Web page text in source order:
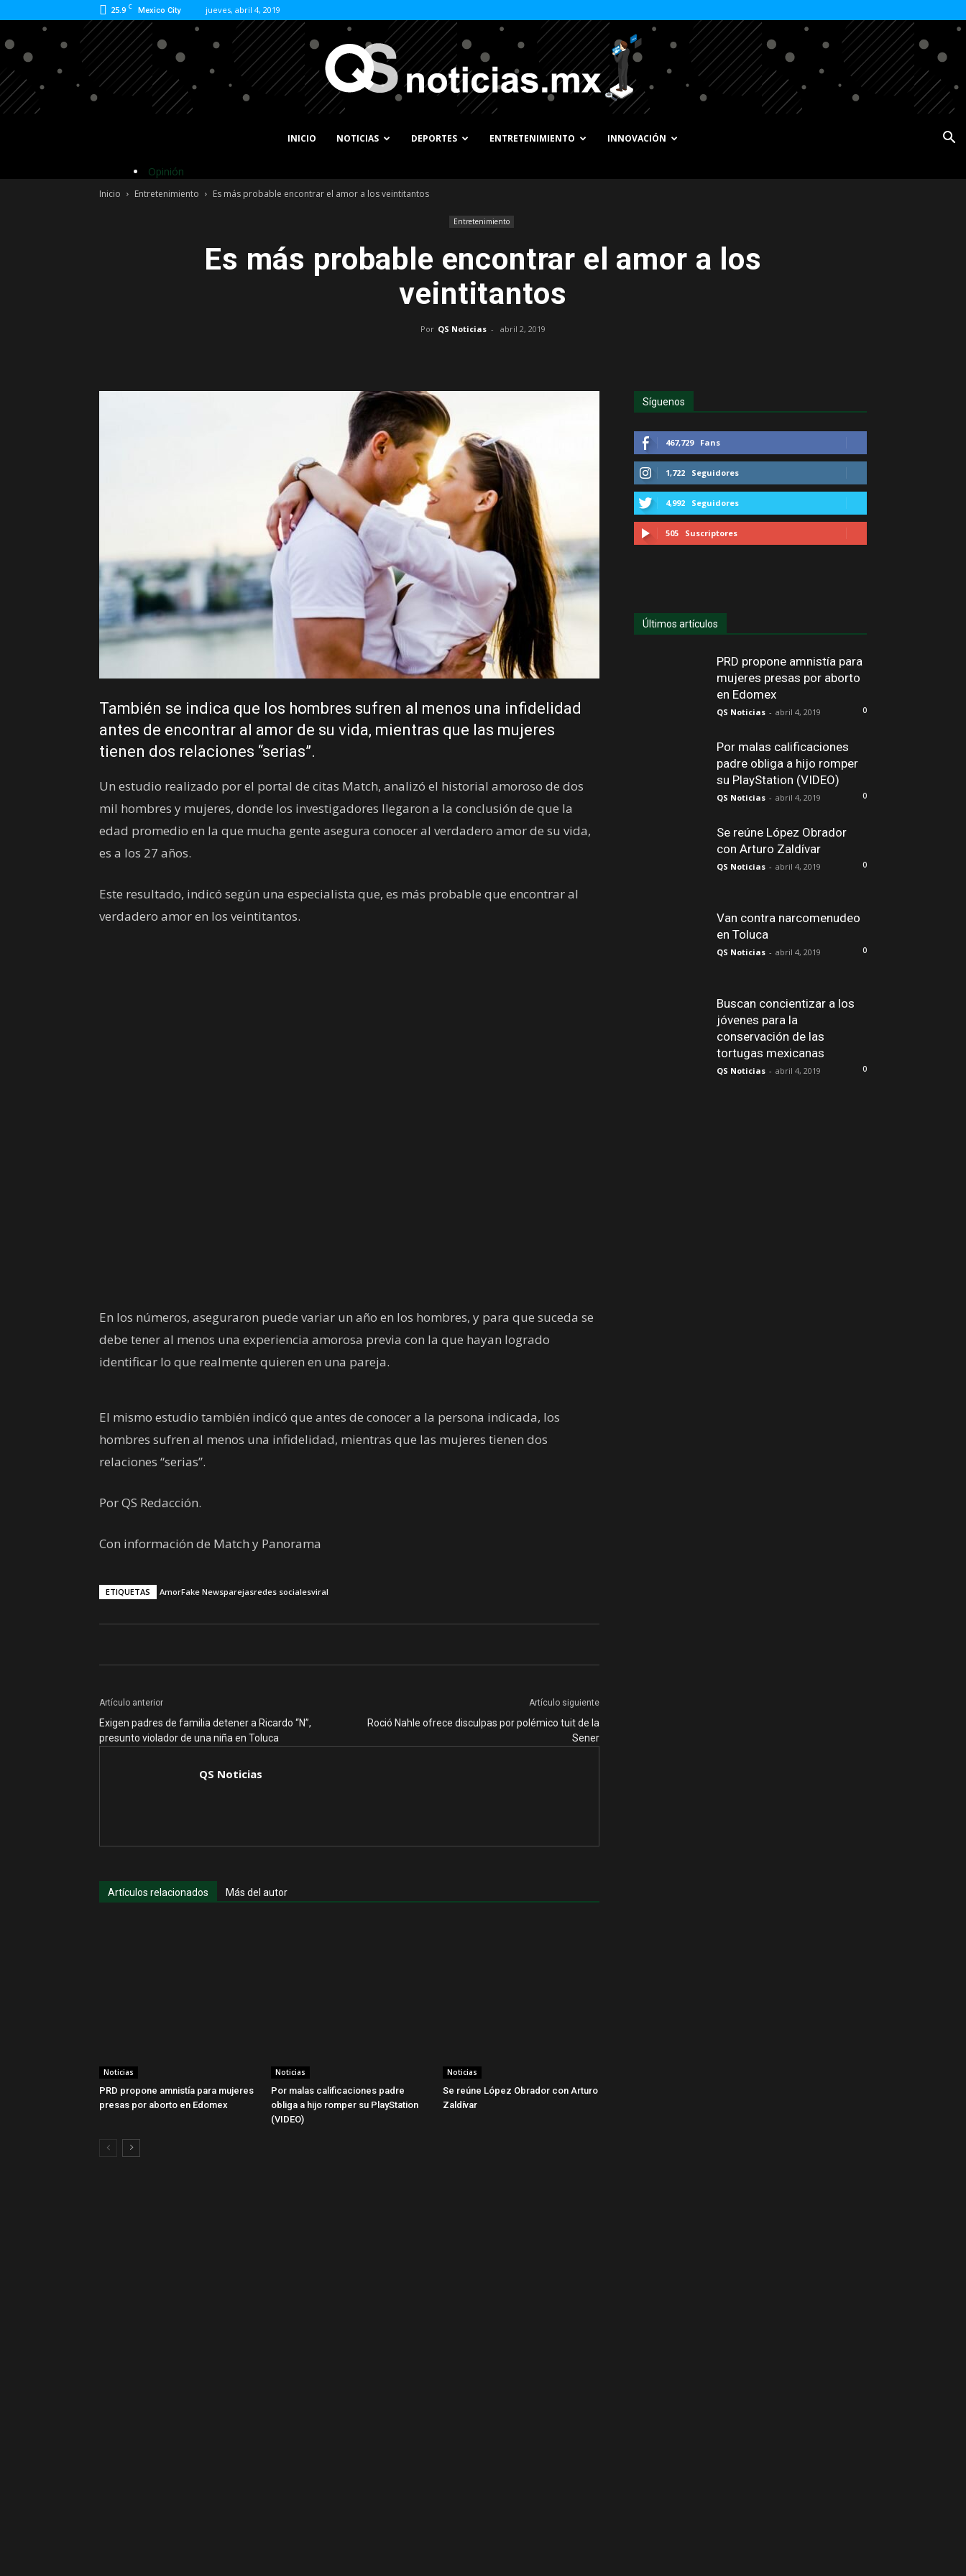
25.9 C Mexico City jueves, abril 4, 2019
Noticias
INICIO NOTICIAS DEPORTES ENTRETENIMIENTO INNOVACIÓN
Opinión
Inicio Entretenimiento Es más probable encontrar el amor a los veintitantos
Entretenimiento
Es más probable encontrar el amor a los
veintitantos
Por QS Noticias - abril 2, 2019
También se indica que los hombres sufren al menos una infidelidad
antes de encontrar al amor de su vida, mientras que las mujeres
tienen dos relaciones “serias”.
Un estudio realizado por el portal de citas Match, analizó el historial amoroso de dos
mil hombres y mujeres, donde los investigadores llegaron a la conclusión de que la
edad promedio en la que mucha gente asegura conocer al verdadero amor de su vida,
es a los 27 años.
Este resultado, indicó según una especialista que, es más probable que encontrar al
verdadero amor en los veintitantos.
En los números, aseguraron puede variar un año en los hombres, y para que suceda se
debe tener al menos una experiencia amorosa previa con la que hayan logrado
identificar lo que realmente quieren en una pareja.
El mismo estudio también indicó que antes de conocer a la persona indicada, los
hombres sufren al menos una infidelidad, mientras que las mujeres tienen dos
relaciones “serias”.
Por QS Redacción.
Con información de Match y Panorama
ETIQUETAS AmorFake Newsparejasredes socialesviral
Artículo anterior
Exigen padres de familia detener a Ricardo “N”,
presunto violador de una niña en Toluca
Artículo siguiente
Roció Nahle ofrece disculpas por polémico tuit de la
Sener
QS Noticias
Artículos relacionados Más del autor
Noticias
PRD propone amnistía para mujeres
presas por aborto en Edomex
Noticias
Por malas calificaciones padre
obliga a hijo romper su PlayStation
(VIDEO)
Noticias
Se reúne López Obrador con Arturo
Zaldívar
Síguenos
467,729 Fans
1,722 Seguidores
4,992 Seguidores
505 Suscriptores
Últimos artículos
PRD propone amnistía para
mujeres presas por aborto
en Edomex
QS Noticias - abril 4, 2019 0
Por malas calificaciones
padre obliga a hijo romper
su PlayStation (VIDEO)
QS Noticias - abril 4, 2019 0
Se reúne López Obrador
con Arturo Zaldívar
QS Noticias - abril 4, 2019 0
Van contra narcomenudeo
en Toluca
QS Noticias - abril 4, 2019 0
Buscan concientizar a los
jóvenes para la
conservación de las
tortugas mexicanas
QS Noticias - abril 4, 2019 0